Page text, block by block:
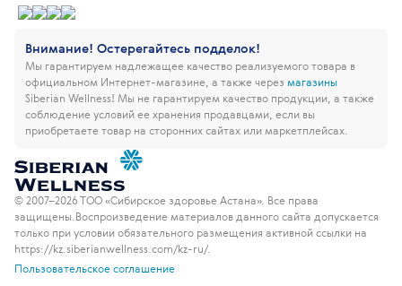
Внимание! Остерегайтесь подделок!
Мы гарантируем надлежащее качество реализуемого товара в
официальном Интернет-магазине, а также через магазины
Siberian Wellness! Мы не гарантируем качество продукции, а также
соблюдение условий ее хранения продавцами, если вы
приобретаете товар на сторонних сайтах или маркетплейсах.
© 2007–2026 ТОО «Сибирское здоровье Астана». Все права
защищены. Воспроизведение материалов данного сайта допускается
только при условии обязательного размещения активной ссылки на
https://kz.siberianwellness.com/kz-ru/.
Пользовательское соглашение